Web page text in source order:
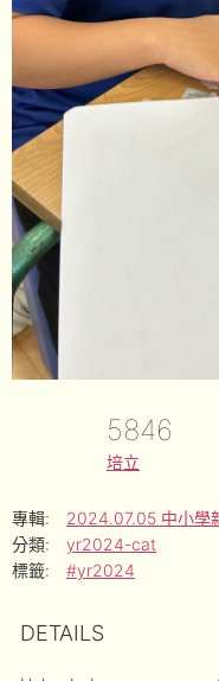
5846
培立
專輯:
2024.07.05 中小學
分類:
yr2024-cat
標籤:
#yr2024
DETAILS